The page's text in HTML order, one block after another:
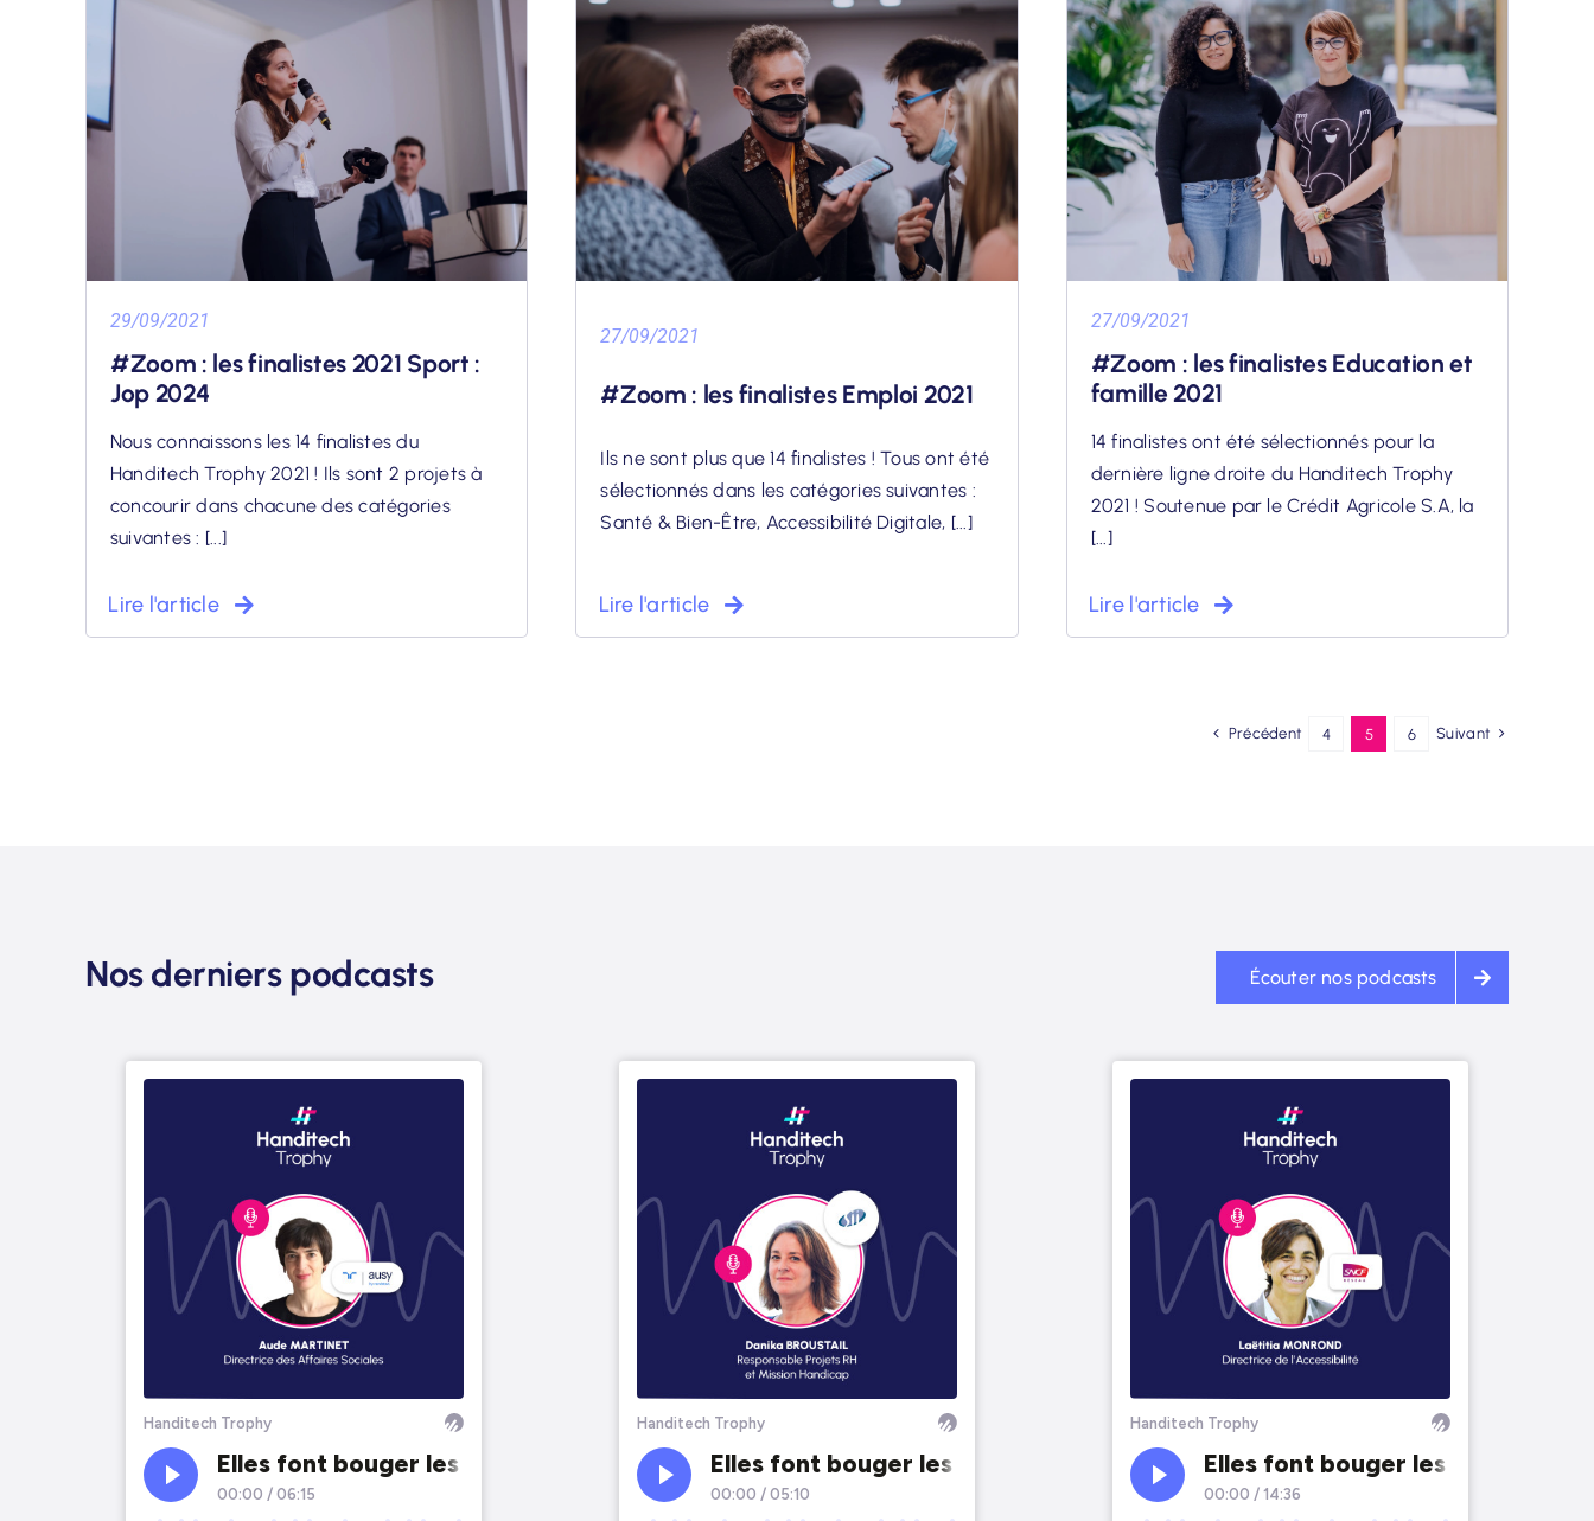
29/09/2021
#Zoom : les finalistes 2021 Sport :
Jop 2024
Nous connaissons les 14 finalistes du
Handitech Trophy 2021 ! Ils sont 2 projets à
concourir dans chacune des catégories
suivantes : [...]
Lire l'article
27/09/2021
#Zoom : les finalistes Emploi 2021
Ils ne sont plus que 14 finalistes ! Tous ont été
sélectionnés dans les catégories suivantes :
Santé & Bien-Être, Accessibilité Digitale, [...]
Lire l'article
27/09/2021
#Zoom : les finalistes Education et
famille 2021
14 finalistes ont été sélectionnés pour la
dernière ligne droite du Handitech Trophy
2021 ! Soutenue par le Crédit Agricole S.A, la
[...]
Lire l'article
Précédent 4 5 6 Suivant
Nos derniers podcasts Écouter nos podcasts